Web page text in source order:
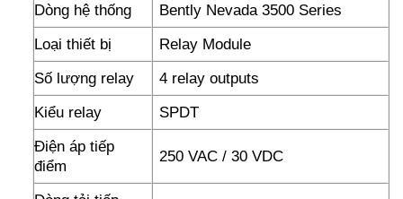
Dòng hệ thống
Bently Nevada 3500 Series
Loại thiết bị
Relay Module
Số lượng relay
4 relay outputs
Kiểu relay
SPDT
Điện áp tiếp
điểm
250 VAC / 30 VDC